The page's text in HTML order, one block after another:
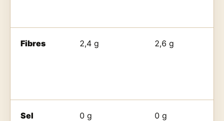
Fibres 2,4 g 2,6 g
Sel 0 g 0 g